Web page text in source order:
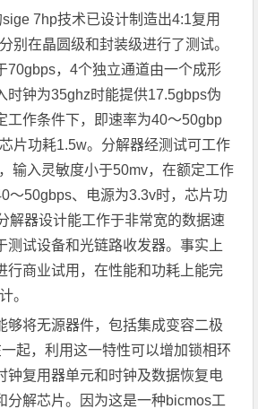
7hp技术已设计制造出4:1复用
别在晶圆级和封装级进行了测试。
70gbps，4个独立通道由一个成形
时钟为35ghz时能提供17.5gbps伪
工作条件下，即速率为40～50gbp
片功耗1.5w。分解器经测试可工作
输入灵敏度小于50mv，在额定工作
～50gbps、电源为3.3v时，芯片功
解器设计能工作于非常宽的数据速
测试设备和光链路收发器。事实上
行商业试用，在性能和功耗上能完
。
将无源器件，包括集成变容二极
起，利用这一特性可以增加锁相环
钟复用器单元和时钟及数据恢复电
分解芯片。因为这是一种bicmos工